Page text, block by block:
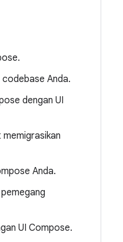
Anda.
dengan UI
Anda.
UI Compose.